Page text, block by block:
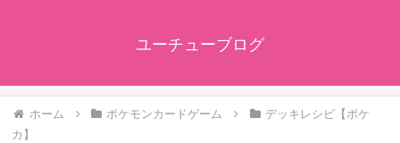
ユーチューブログ
ホーム ポケモンカードゲーム
デッキレシピ【ポケ
カ】